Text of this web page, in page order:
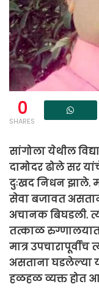
0
SHARES
सांगोला येथील
दामोदर ढोले सर
दुःखद निधन झाले.
सेवा बजावत
अचानक बिघडली.
तत्काळ
मात्र
असताना घडलेल्या
हळहळ व्यक्त होत